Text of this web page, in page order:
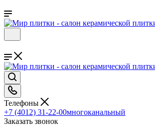
Телефоны
+7 (4012) 31-22-00многоканальный
Заказать звонок